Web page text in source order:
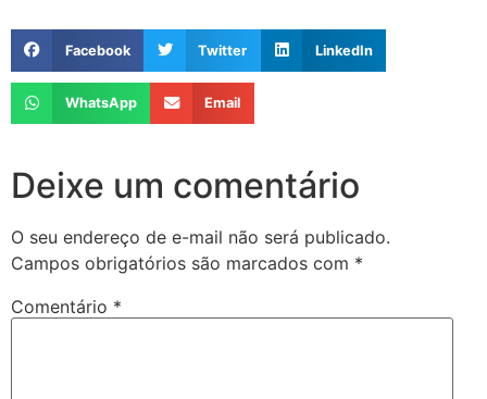
Facebook Twitter LinkedIn
WhatsApp Email
Deixe um comentário
O seu endereço de e-mail não será publicado.
Campos obrigatórios são marcados com *
Comentário *